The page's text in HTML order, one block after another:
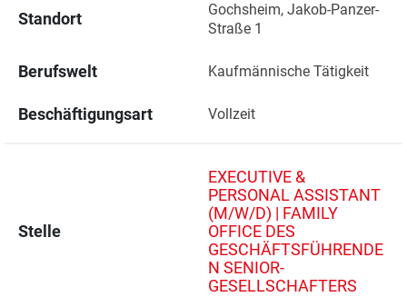
Standort
Gochsheim, Jakob-Panzer-
Straße 1
Berufswelt Kaufmännische Tätigkeit
Beschäftigungsart Vollzeit
Stelle
EXECUTIVE &
PERSONAL ASSISTANT
(M/W/D) | FAMILY
OFFICE DES
GESCHÄFTSFÜHRENDE
N SENIOR-
GESELLSCHAFTERS